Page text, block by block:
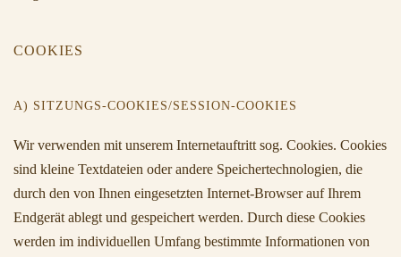
COOKIES
A) SITZUNGS-COOKIES/SESSION-COOKIES
Wir verwenden mit unserem Internetauftritt sog. Cookies. Cookies
sind kleine Textdateien oder andere Speichertechnologien, die
durch den von Ihnen eingesetzten Internet-Browser auf Ihrem
Endgerät ablegt und gespeichert werden. Durch diese Cookies
werden im individuellen Umfang bestimmte Informationen von